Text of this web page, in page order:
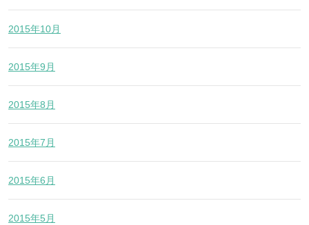
2015年10月
2015年9月
2015年8月
2015年7月
2015年6月
2015年5月